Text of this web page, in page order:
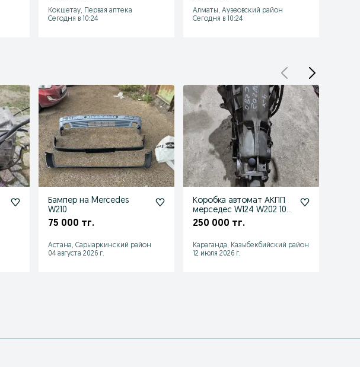
Кокшетау, Первая аптека
Сегодня в 10:24
Алматы, Ауэзовский район
Сегодня в 10:24
Бампер на Mercedes
W210
75 000 тг.
Астана, Сарыаркинский район
04 августа 2026 г.
Коробка автомат АКПП
мерседес W124 W202 104
двигатель
250 000 тг.
Караганда, Казыбекбийский район
12 июля 2026 г.